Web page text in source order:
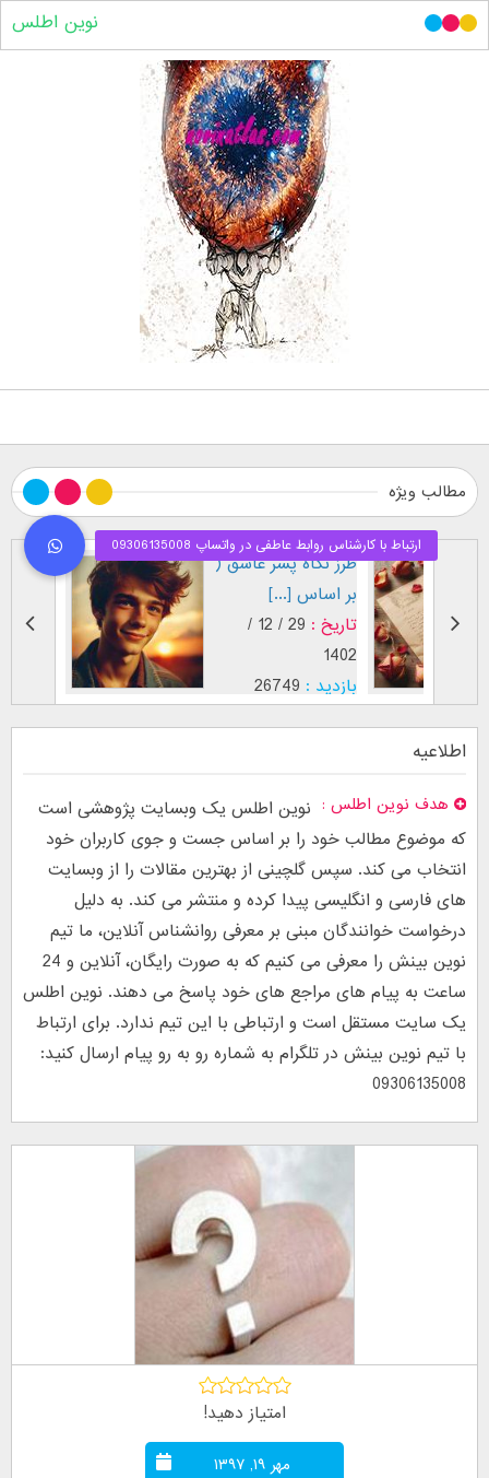
نوین اطلس
مطالب ویژه
طرز نگاه پسر عاشق (
بر اساس [...]
تاریخ :
1402
بازدید :26749
اطلاعیه
هدف نوین اطلس
نوین اطلس یک وبسایت پژوهشی است
که موضوع مطالب خود را بر اساس جست و جوی کاربران خود
انتخاب می کند. سپس گلچینی از بهترین مقالات را از وبسایت
های فارسی و انگلیسی پیدا کرده و منتشر می کند. به دلیل
درخواست خوانندگان مبنی بر معرفی روانشناس آنلاین، ما تیم
نوین بینش را معرفی می کنیم که به صورت رایگان، آنلاین و 24
ساعت به پیام های مراجع های خود پاسخ می دهند. نوین اطلس
یک سایت مستقل است و ارتباطی با این تیم ندارد. برای ارتباط
با تیم نوین بینش در تلگرام به شماره رو به رو پیام ارسال کنید:
09306135008
امتیاز دهید!
مهر ۱۹, ۱۳۹۷